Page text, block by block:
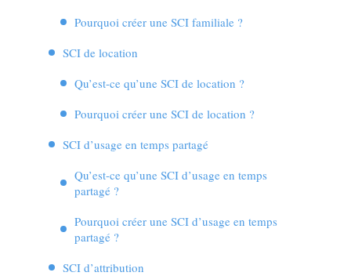
Pourquoi créer une SCI familiale ?
SCI de location
Qu’est-ce qu’une SCI de location ?
Pourquoi créer une SCI de location ?
SCI d’usage en temps partagé
Qu’est-ce qu’une SCI d’usage en temps
partagé ?
Pourquoi créer une SCI d’usage en temps
partagé ?
SCI d’attribution